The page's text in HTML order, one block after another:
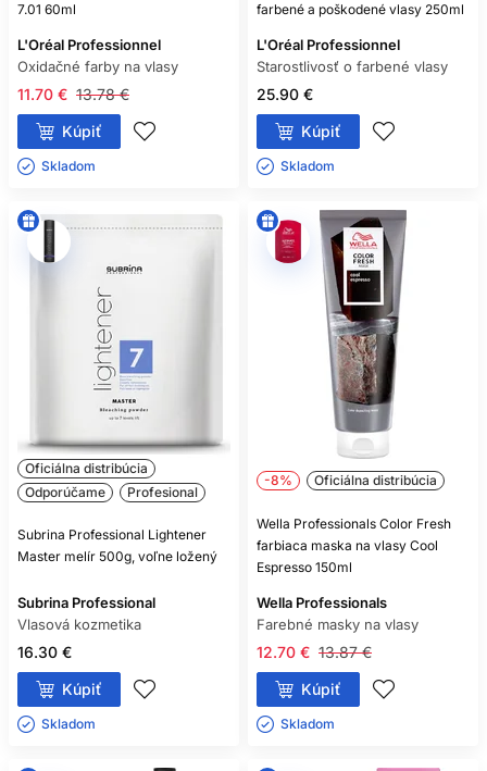
7.01 60ml
L'Oréal Professionnel
Oxidačné farby na vlasy
13.78 €
11.70 €
Kúpiť
Skladom ㅤ
farbené a poškodené vlasy 250ml
L'Oréal Professionnel
Starostlivosť o farbené vlasy
25.90 €
Kúpiť
Skladom ㅤ
Oficiálna distribúcia
Odporúčame
Profesional
Subrina Professional Lightener
Master melír 500g, voľne ložený
Subrina Professional
Vlasová kozmetika
16.30 €
Kúpiť
Skladom ㅤ
-8% Oficiálna distribúcia
Wella Professionals Color Fresh
farbiaca maska na vlasy Cool
Espresso 150ml
Wella Professionals
Farebné masky na vlasy
13.87 €
12.70 €
Kúpiť
Skladom ㅤ